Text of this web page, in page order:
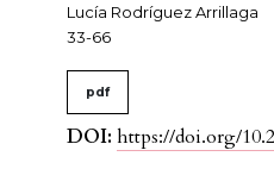
Lucía Rodríguez Arrillaga
33-66
pdf
DOI: https://doi.org/